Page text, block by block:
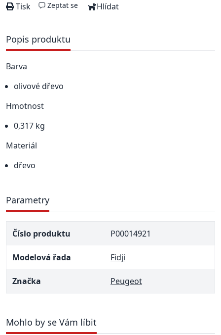
Tisk Zeptat se Hlídat
Popis produktu
Barva
olivové dřevo
Hmotnost
0,317 kg
Materiál
dřevo
Parametry
Číslo produktu P00014921
Modelová řada Fidji
Značka Peugeot
Mohlo by se Vám líbit